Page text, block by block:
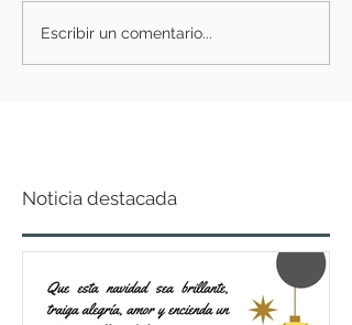
Escribir un comentario...
Noticia destacada